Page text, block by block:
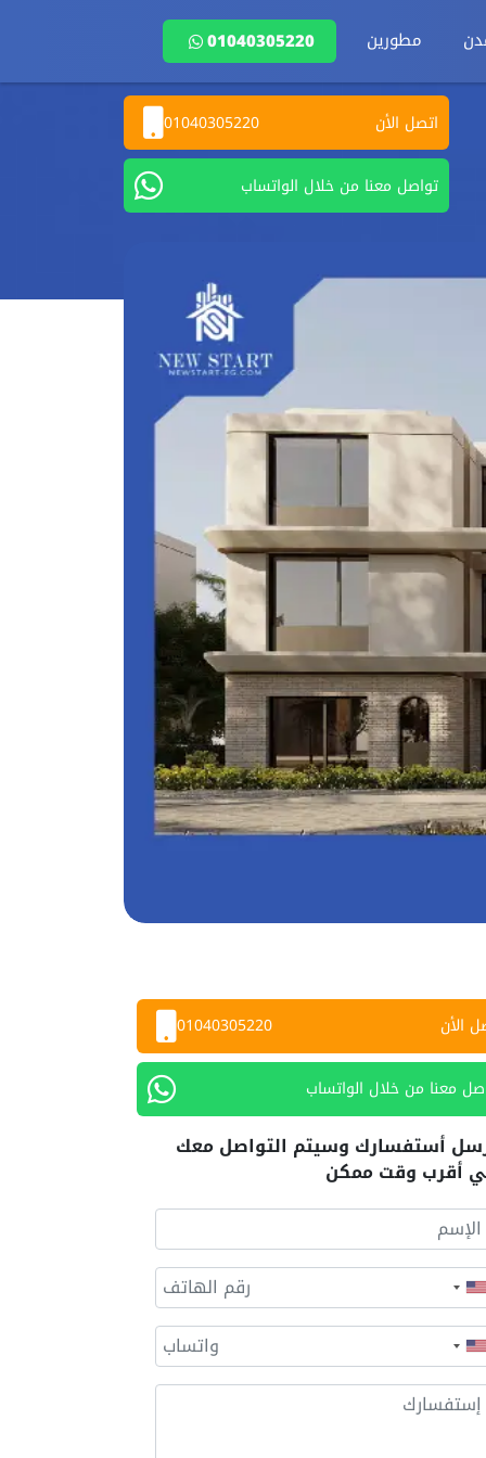
مطورين 01040305220
اتصل الأن 01040305220
تواصل معنا من خلال الواتساب
الأن 01040305220
معنا من خلال الواتساب
أستفسارك وسيتم التواصل معك
أقرب وقت ممكن